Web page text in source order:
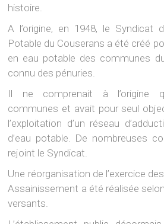
histoire.
A l’origine, en 1948, le Syndicat
Potable du Couserans a été créé
en eau potable des communes
connu des pénuries.
Il ne comprenait à l’origine
communes et avait pour seul
l’exploitation d’un réseau
d’eau potable. De nombreuses
rejoint le Syndicat.
Une réorganisation de l’exercice
Assainissement a été réalisée
versants.